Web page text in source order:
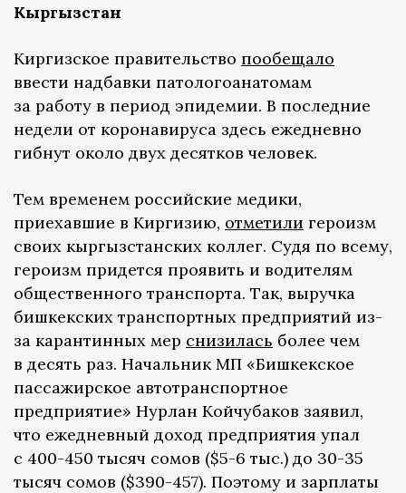
Кыргызстан
Киргизское правительство пообещало
ввести надбавки патологоанатомам
за работу в период эпидемии. В последние
недели от коронавируса здесь ежедневно
гибнут около двух десятков человек.
Тем временем российские медики,
приехавшие в Киргизию, отметили героизм
своих кыргызстанских коллег. Судя по всему,
героизм придется проявить и водителям
общественного транспорта. Так, выручка
бишкекских транспортных предприятий из-
за карантинных мер снизилась более чем
в десять раз. Начальник МП «Бишкекское
пассажирское автотранспортное
предприятие» Нурлан Койчубаков заявил,
что ежедневный доход предприятия упал
с 400-450 тысяч сомов ($5-6 тыс.) до 30-35
тысяч сомов ($390-457). Поэтому и зарплаты